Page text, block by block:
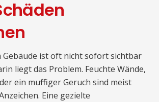
Gebäude ist oft nicht sofort sichtbar
liegt das Problem. Feuchte Wände,
ein muffiger Geruch sind meist
Eine gezielte